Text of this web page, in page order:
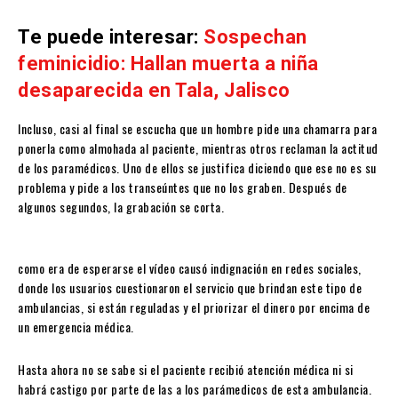
Te puede interesar: Sospechan
feminicidio: Hallan muerta a niña
desaparecida en Tala, Jalisco
Incluso, casi al final se escucha que un hombre pide una chamarra para
ponerla como almohada al paciente, mientras otros reclaman la actitud
de los paramédicos. Uno de ellos se justifica diciendo que ese no es su
problema y pide a los transeúntes que no los graben. Después de
algunos segundos, la grabación se corta.
como era de esperarse el vídeo causó indignación en redes sociales,
donde los usuarios cuestionaron el servicio que brindan este tipo de
ambulancias, si están reguladas y el priorizar el dinero por encima de
un emergencia médica.
Hasta ahora no se sabe si el paciente recibió atención médica ni si
habrá castigo por parte de las a los parámedicos de esta ambulancia.